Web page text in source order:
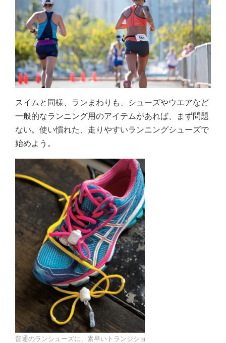
スイムと同様、ランまわりも、シューズやウエアなど
一般的なランニング用のアイテムがあれば、まず問題
ない。使い慣れた、走りやすいランニングシューズで
始めよう。
普通のランシューズに、素早いトランジショ